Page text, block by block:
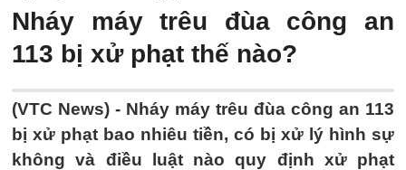
Nháy máy trêu đùa công an
113 bị xử phạt thế nào?
(VTC News) - Nháy máy trêu đùa công an 113
bị xử phạt bao nhiêu tiền, có bị xử lý hình sự
không và điều luật nào quy định xử phạt